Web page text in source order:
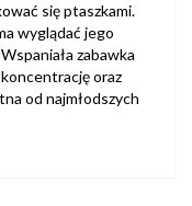
się ptaszkami.
wyglądać jego
zabawka
oraz
od najmłodszych